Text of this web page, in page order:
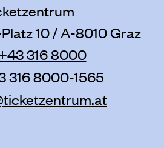
10 / A-8010 Graz
316 8000
316 8000-1565